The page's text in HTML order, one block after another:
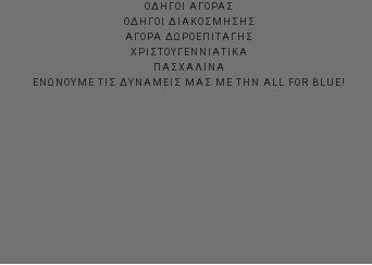
ΟΔΗΓΟΙ ΑΓΟΡΑΣ
ΟΔΗΓΟΙ ΔΙΑΚΟΣΜΗΣΗΣ
ΑΓΟΡΑ ΔΩΡΟΕΠΙΤΑΓΗΣ
ΧΡΙΣΤΟΥΓΕΝΝΙΑΤΙΚΑ
ΠΑΣΧΑΛΙΝΑ
ΕΝΩΝΟΥΜΕ ΤΙΣ ΔΥΝΑΜΕΙΣ ΜΑΣ ΜΕ ΤΗΝ ALL FOR BLUE!